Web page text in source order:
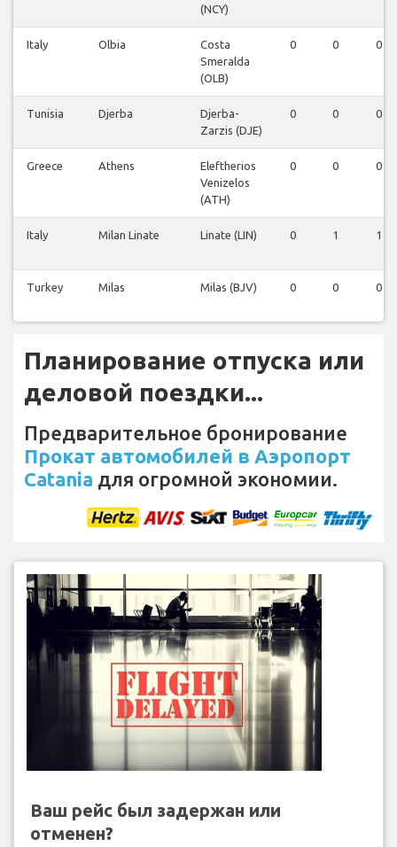
(NCY)
Italy Olbia
Costa
Smeralda
(OLB)
0 0 0
Tunisia Djerba
Djerba-
Zarzis (DJE)
0 0 0
Greece Athens
Eleftherios
Venizelos
(ATH)
0 0 0
Italy Milan Linate Linate (LIN) 0 1 1
Turkey Milas Milas (BJV) 0 0 0
Планирование отпуска или
деловой поездки...
Предварительное бронирование
Прокат автомобилей в Аэропорт
Catania для огромной экономии.
Ваш рейс был задержан или
отменен?